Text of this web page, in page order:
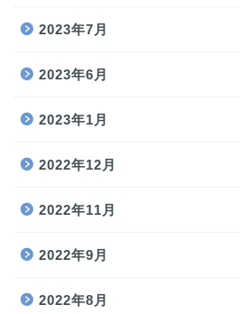
2023年7月
2023年6月
2023年1月
2022年12月
2022年11月
2022年9月
2022年8月